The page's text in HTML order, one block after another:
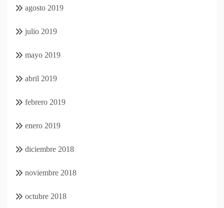
agosto 2019
julio 2019
mayo 2019
abril 2019
febrero 2019
enero 2019
diciembre 2018
noviembre 2018
octubre 2018